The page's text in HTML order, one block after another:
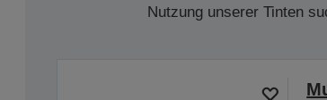
Nutzung unserer Tinten